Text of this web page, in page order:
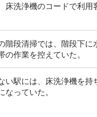
床洗浄機のコードで利
階段清掃では、階段下
の作業を控えていた。
い駅には、床洗浄機を
っていた。